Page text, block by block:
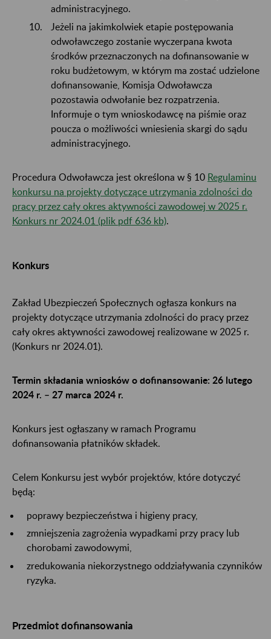
administracyjnego.
Jeżeli na jakimkolwiek etapie postępowania
odwoławczego zostanie wyczerpana kwota
środków przeznaczonych na dofinansowanie w
roku budżetowym, w którym ma zostać udzielone
dofinansowanie, Komisja Odwoławcza
pozostawia odwołanie bez rozpatrzenia.
Informuje o tym wnioskodawcę na piśmie oraz
poucza o możliwości wniesienia skargi do sądu
administracyjnego.
Procedura Odwoławcza jest określona w § 10 Regulaminu
konkursu na projekty dotyczące utrzymania zdolności do
pracy przez cały okres aktywności zawodowej w 2025 r.
Konkurs nr 2024.01 (plik pdf 636 kb)
Konkurs
Zakład Ubezpieczeń Społecznych ogłasza konkurs na
projekty dotyczące utrzymania zdolności do pracy przez
cały okres aktywności zawodowej realizowane w 2025 r.
(Konkurs nr 2024.01).
Termin składania wniosków o dofinansowanie: 26 lutego
2024 r. – 27 marca 2024 r.
Konkurs jest ogłaszany w ramach Programu
dofinansowania płatników składek.
Celem Konkursu jest wybór projektów, które dotyczyć
będą:
poprawy bezpieczeństwa i higieny pracy,
zmniejszenia zagrożenia wypadkami przy pracy lub
chorobami zawodowymi,
zredukowania niekorzystnego oddziaływania czynników
ryzyka.
Przedmiot dofinansowania